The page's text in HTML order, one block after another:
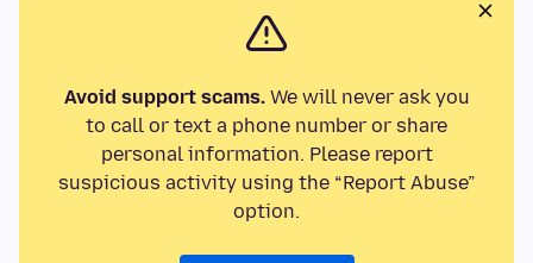
Avoid support scams.We will never ask you
to call or text a phone number or share
personal information. Please report
suspicious activity using the “Report Abuse”
option.